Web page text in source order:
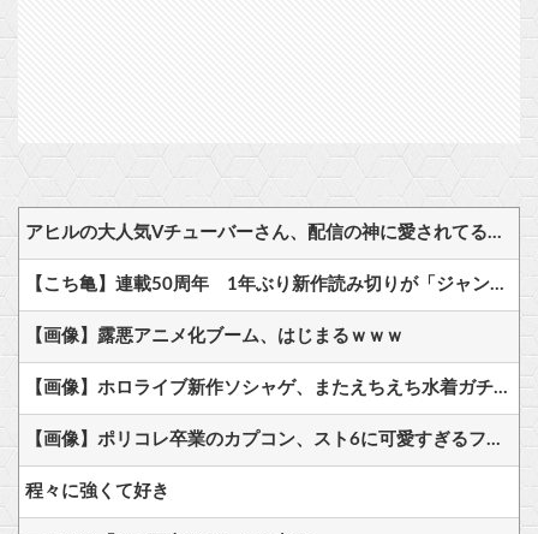
アヒルの大人気Vチューバーさん、配信の神に愛されてるとしか思えない確率の偏りｗ
【こち亀】連載50周年 1年ぶり新作読み切りが「ジャンプ」に
【画像】露悪アニメ化ブーム、はじまるｗｗｗ
【画像】ホロライブ新作ソシャゲ、またえちえち水着ガチャｗｗ
【画像】ポリコレ卒業のカプコン、スト6に可愛すぎるフィリピン人キャラ実装！
程々に強くて好き